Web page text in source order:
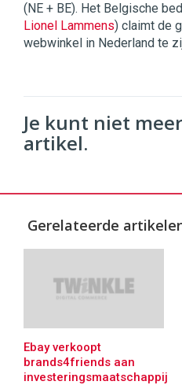
(NE + BE). Het Belgische
Lionel Lammens) claimt de
webwinkel in Nederland te
Je kunt niet
artikel.
Gerelateerde
Ebay verkoopt
brands4friends aan
investeringsmaatschappij